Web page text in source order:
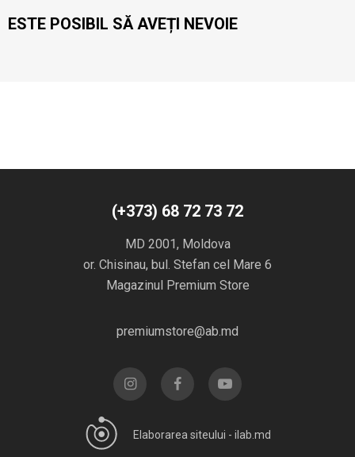
ESTE POSIBIL SĂ AVEȚI NEVOIE
(+373) 68 72 73 72
MD 2001, Moldova
or. Chisinau, bul. Stefan cel Mare 6
Magazinul Premium Store
premiumstore@ab.md
Elaborarea siteului - ilab.md